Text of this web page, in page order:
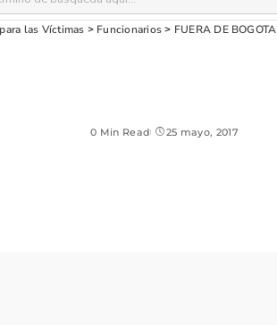
las Víctimas > Funcionarios > FUERA DE BOGOTA
0 Min Read 25 mayo, 2017